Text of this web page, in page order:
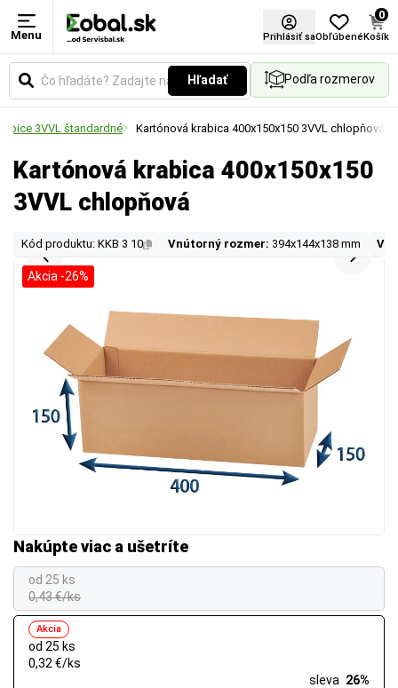
Menu Prihlásiť saObľúbené
0
Košík
Hľadať Podľa rozmerov
3VVL štandardné Kartónová krabica 400x150x150 3VVL chlopňová
Kartónová krabica 400x150x150
3VVL chlopňová
Kód produktu: KKB 3 10 Vnútorný rozmer: 394x144x138 mm
Nakúpte viac a ušetríte
od 25 ks
0,43 €/ks
od 25 ks
Akcia
0,32 €/ks
sleva 26%
Akcia -26%